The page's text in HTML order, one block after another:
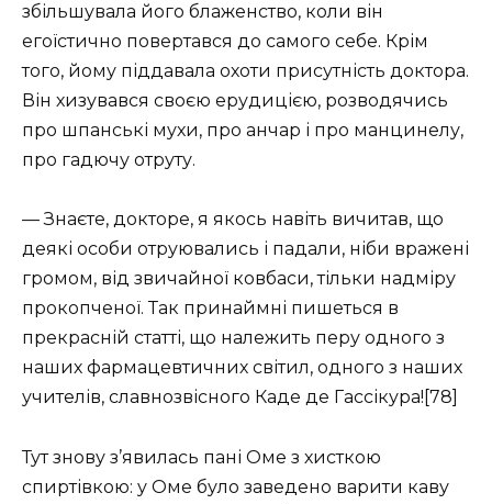
збільшувала його блаженство, коли він
егоїстично повертався до самого себе. Крім
того, йому піддавала охоти присутність доктора.
Він хизувався своєю ерудицією, розводячись
про шпанські мухи, про анчар і про манцинелу,
про гадючу отруту.
— Знаєте, докторе, я якось навіть вичитав, що
деякі особи отруювались і падали, ніби вражені
громом, від звичайної ковбаси, тільки надміру
прокопченої. Так принаймні пишеться в
прекрасній статті, що належить перу одного з
наших фармацевтичних світил, одного з наших
учителів, славнозвісного Каде де Гассікура![78]
Тут знову з’явилась пані Оме з хисткою
спиртівкою: у Оме було заведено варити каву